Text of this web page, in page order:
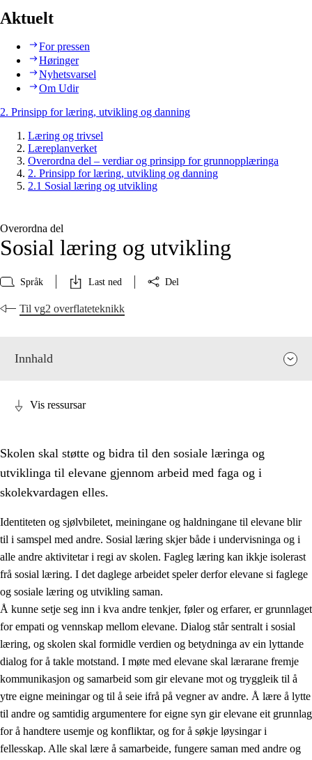
Aktuelt
For pressen
Høringer
Nyhetsvarsel
Om Udir
2. Prinsipp for læring, utvikling og danning
Læring og trivsel
Læreplanverket
Overordna del – verdiar og prinsipp for grunnopplæringa
2. Prinsipp for læring, utvikling og danning
2.1 Sosial læring og utvikling
Overordna del
Sosial læring og utvikling
Språk Last ned Del
Til vg2 overflateteknikk
Innhald
2. Prinsipp for læring, utvikling og danning
2.1 Sosial læring og utvikling
2.2 Kompetanse i faga
2.3 Grunnleggjande ferdigheiter
2.4 Å lære å lære
Tverrfaglege tema
Vis ressursar
Skolen skal støtte og bidra til den sosiale læringa og
utviklinga til elevane gjennom arbeid med faga og i
skolekvardagen elles.
Identiteten og sjølvbiletet, meiningane og haldningane til elevane blir
til i samspel med andre. Sosial læring skjer både i undervisninga og i
alle andre aktivitetar i regi av skolen. Fagleg læring kan ikkje isolerast
frå sosial læring. I det daglege arbeidet speler derfor elevane si faglege
og sosiale læring og utvikling saman.
Å kunne setje seg inn i kva andre tenkjer, føler og erfarer, er grunnlaget
for empati og vennskap mellom elevane. Dialog står sentralt i sosial
læring, og skolen skal formidle verdien og betydninga av ein lyttande
dialog for å takle motstand. I møte med elevane skal lærarane fremje
kommunikasjon og samarbeid som gir elevane mot og tryggleik til å
ytre eigne meiningar og til å seie ifrå på vegner av andre. Å lære å lytte
til andre og samtidig argumentere for eigne syn gir elevane eit grunnlag
for å handtere usemje og konfliktar, og for å søkje løysingar i
fellesskap. Alle skal lære å samarbeide, fungere saman med andre og